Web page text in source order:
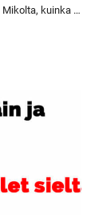
Tuhma vitsi: Ruotsalainen kysyi Mikolta, kuinka tyydyttää nainen – vastaus saa ukon lehahtamaan punaiseksi